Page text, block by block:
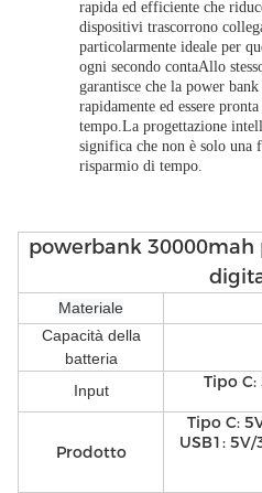
rapida ed efficiente che
dispositivi trascorrono
particolarmente ideale per
ogni secondo contaAllo
garantisce che la power bank
rapidamente ed essere
tempo.La progettazione
significa che non è solo una
risparmio di tempo.
powerbank
Materiale
Capacità della
batteria
Input
Tipo
Prodotto
Tipo C:
USB1: